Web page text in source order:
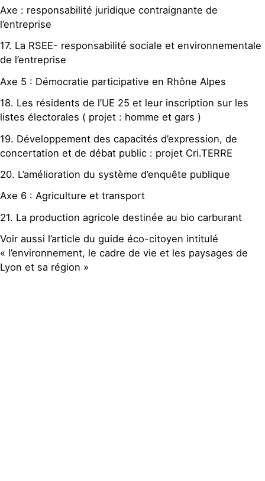
Axe : responsabilité juridique contraignante de
l’entreprise
17. La RSEE- responsabilité sociale et environnementale
de l’entreprise
Axe 5 : Démocratie participative en Rhône Alpes
18. Les résidents de l’UE 25 et leur inscription sur les
listes électorales ( projet : homme et gars )
19. Développement des capacités d’expression, de
concertation et de débat public : projet Cri.TERRE
20. L’amélioration du système d’enquête publique
Axe 6 : Agriculture et transport
21. La production agricole destinée au bio carburant
Voir aussi l’article du guide éco-citoyen intitulé
« l’environnement, le cadre de vie et les paysages de
Lyon et sa région »